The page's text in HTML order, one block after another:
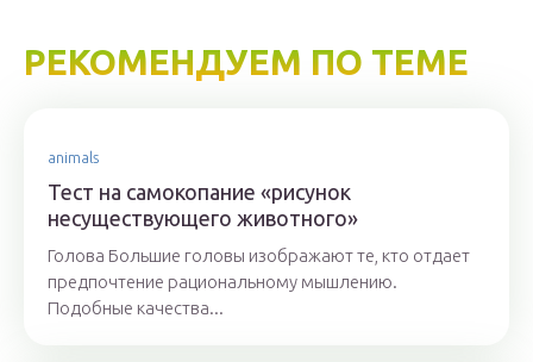
РЕКОМЕНДУЕМ ПО ТЕМЕ
animals
Тест на самокопание «рисунок
несуществующего животного»
Голова Большие головы изображают те, кто отдает
предпочтение рациональному мышлению.
Подобные качества...